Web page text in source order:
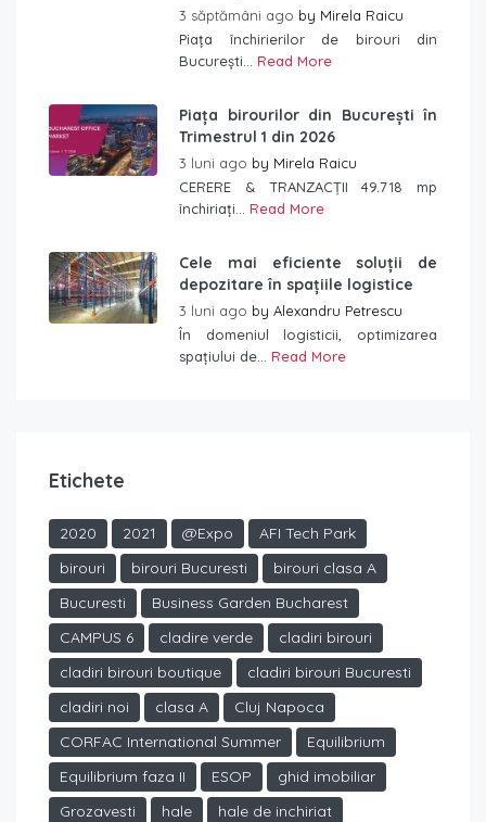
3 săptămâni ago by Mirela Raicu
Piața închirierilor de birouri din
București... Read More
Piața birourilor din București în
Trimestrul 1 din 2026
3 luni ago by Mirela Raicu
CERERE & TRANZACȚII 49.718 mp
închiriați... Read More
Cele mai eficiente soluții de
depozitare în spațiile logistice
3 luni ago by Alexandru Petrescu
În domeniul logisticii, optimizarea
spațiului de... Read More
Etichete
2020 2021 @Expo
AFI Tech Park
birouri
birouri Bucuresti
birouri clasa A
Bucuresti
Business Garden Bucharest
CAMPUS 6
cladire verde
cladiri birouri
cladiri birouri boutique
cladiri birouri Bucuresti
cladiri noi
clasa A
Cluj Napoca
CORFAC International Summer
Equilibrium
Equilibrium faza II
ESOP
ghid imobiliar
Grozavesti
hale
hale de inchiriat